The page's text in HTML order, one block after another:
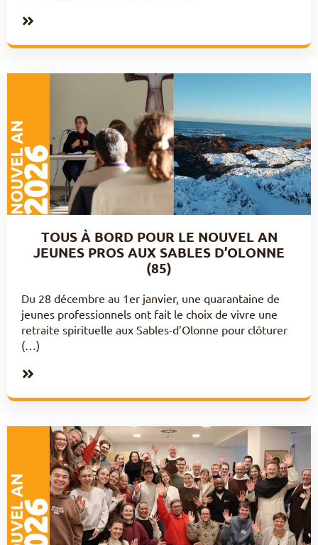
TOUS À BORD POUR LE NOUVEL AN
JEUNES PROS AUX SABLES D’OLONNE
(85)
Du 28 décembre au 1er janvier, une quarantaine de
jeunes professionnels ont fait le choix de vivre une
retraite spirituelle aux Sables-d’Olonne pour clôturer
(…)